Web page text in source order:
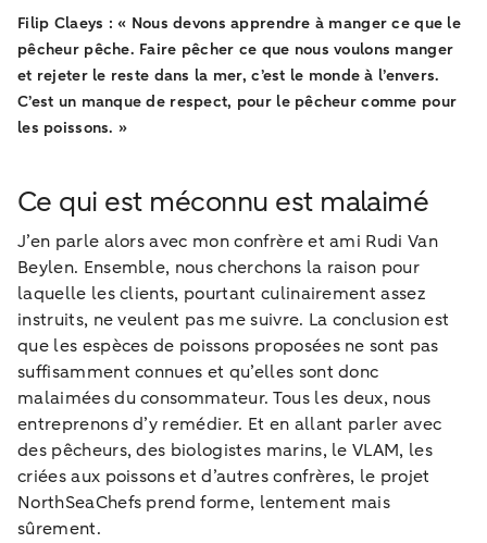
Filip Claeys : « Nous devons apprendre à manger ce que le
pêcheur pêche. Faire pêcher ce que nous voulons manger
et rejeter le reste dans la mer, c’est le monde à l’envers.
C’est un manque de respect, pour le pêcheur comme pour
les poissons. »
Ce qui est méconnu est malaimé
J’en parle alors avec mon confrère et ami Rudi Van
Beylen. Ensemble, nous cherchons la raison pour
laquelle les clients, pourtant culinairement assez
instruits, ne veulent pas me suivre. La conclusion est
que les espèces de poissons proposées ne sont pas
suffisamment connues et qu’elles sont donc
malaimées du consommateur. Tous les deux, nous
entreprenons d’y remédier. Et en allant parler avec
des pêcheurs, des biologistes marins, le VLAM, les
criées aux poissons et d’autres confrères, le projet
NorthSeaChefs prend forme, lentement mais
sûrement.